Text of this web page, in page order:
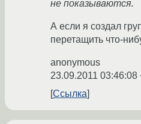
не показываются.
А если я создал
перетащить что-
anonymous
23.09.2011 03:46:08
Ссылка